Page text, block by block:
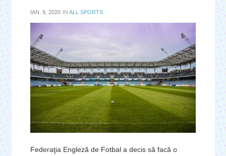
IAN. 9, 2020 IN ALL SPORTS
Federaţia Engleză de Fotbal a decis să facă o